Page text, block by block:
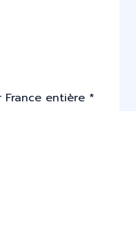
France entière *